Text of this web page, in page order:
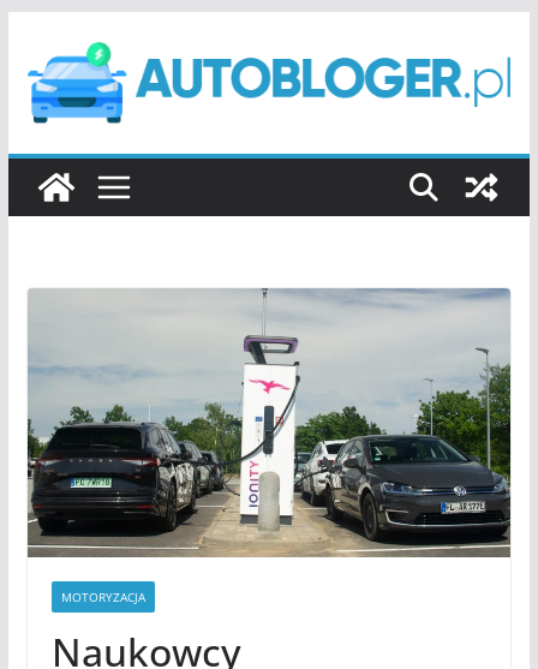
treści
MOTORYZACJA
Naukowcy